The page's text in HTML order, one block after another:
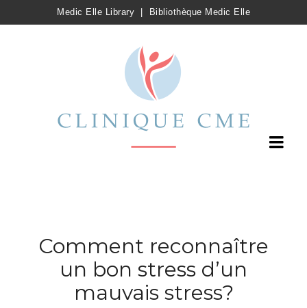
Medic Elle Library Bibliothèque Medic Elle
Comment reconnaître
un bon stress d’un
mauvais stress?